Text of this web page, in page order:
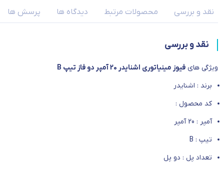
نقد و بررسی محصولات مرتبط دیدگاه ها پرسش ها
نقد و بررسی
ویژگی های فیوز مینیاتوری اشنایدر 20 آمپر دو فاز تیپ B
برند : اشنایدر
کد محصول :
آمپر : 20 آمپر
تیپ : B
تعداد پل : دو پل